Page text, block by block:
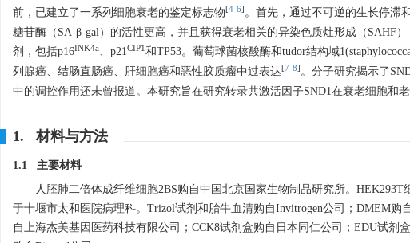
前，已建立了一系列细胞衰老的鉴定标志物[4-6] 。首先，通过不可逆的生长停滞
糖苷酶（SA-β-gal）的活性更高，并且获得衰老相关的异染色质灶形成（SAHF
剂，包括p16INK4a、p21CIP1和TP53。葡萄球菌核酸酶和tudor结构域
列腺癌、结肠直肠癌、肝细胞癌和恶性胶质瘤中过表达[7-8] 。分子研究揭示了
中的调控作用还未曾报道。本研究旨在研究转录共激活因子SND1在衰老细胞和
1. 材料与方法
1.1 主要材料
人胚肺二倍体成纤维细胞2BS购自中国北京国家生物制品研究所。
于十堰市太和医院病理科。Trizol试剂和胎牛血清购自Invitrogen公司；DMEM
自上海杰美基因医药科技有限公司；CCK8试剂盒购自日本同仁公司；EDU试